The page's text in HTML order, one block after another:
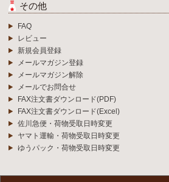
その他
FAQ
レビュー
新規会員登録
メールマガジン登録
メールマガジン解除
メールでお問合せ
FAX注文書ダウンロード(PDF)
FAX注文書ダウンロード(Excel)
佐川急便・荷物受取日時変更
ヤマト運輸・荷物受取日時変更
ゆうパック・荷物受取日時変更